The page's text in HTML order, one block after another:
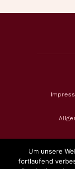
Um unsere
fortlaufend